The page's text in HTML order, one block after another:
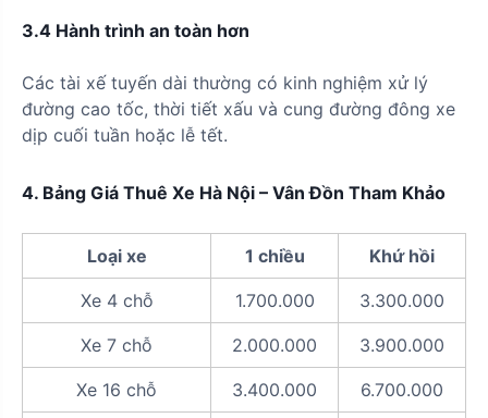
3.4 Hành trình an toàn hơn
Các tài xế tuyến dài thường có kinh nghiệm xử lý
đường cao tốc, thời tiết xấu và cung đường đông xe
dịp cuối tuần hoặc lễ tết.
4. Bảng Giá Thuê Xe Hà Nội – Vân Đồn Tham Khảo
Loại xe 1 chiều Khứ hồi
Xe 4 chỗ 1.700.000 3.300.000
Xe 7 chỗ 2.000.000 3.900.000
Xe 16 chỗ 3.400.000 6.700.000